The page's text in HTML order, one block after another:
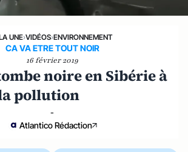
UNE›VIDÉOS›ENVIRONNEMENT
CA VA ETRE TOUT NOIR
16 février 2019
noire en Sibérie à
pollution
-
Atlantico Rédaction